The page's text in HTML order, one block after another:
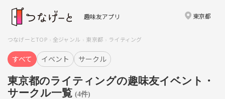
趣味友アプリ 東京都
つなげーとTOP 全ジャンル 東京都 ライティング
すべて イベント サークル
東京都のライティングの趣味友イベント・
サークル一覧 (4件)